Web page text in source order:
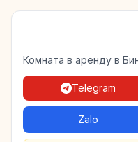
Комната в аренду в
Telegram
Zalo